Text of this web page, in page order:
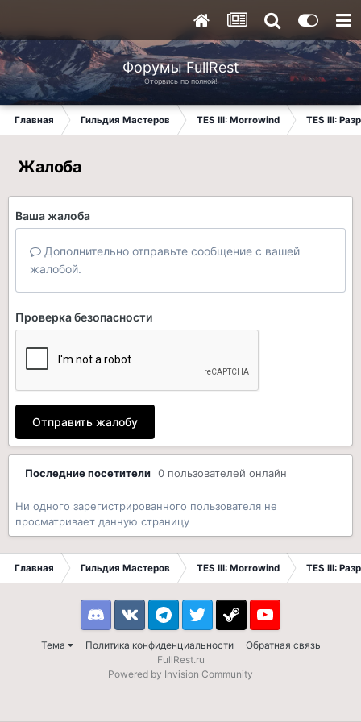
Форумы FullRest
Оторвись по полной!
Главная Гильдия Мастеров TES III: Morrowind TES III:
Жалоба
Ваша жалоба
Дополнительно отправьте сообщение с вашей
жалобой.
Проверка безопасности
Отправить жалобу
Последние посетители 0 пользователей онлайн
Ни одного зарегистрированного пользователя не
просматривает данную страницу
Главная Гильдия Мастеров TES III: Morrowind TES III:
Тема Политика конфиденциальности Обратная связь
DiscordVK TelegramTwitter Steam Youtube
FullRest.ru
Powered by Invision Community